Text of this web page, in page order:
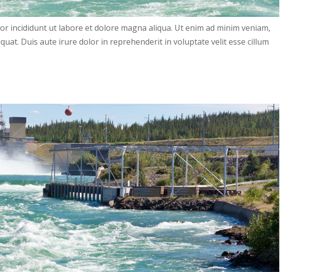
incididunt ut labore et dolore magna aliqua. Ut enim ad minim veniam,
Duis aute irure dolor in reprehenderit in voluptate velit esse cillum